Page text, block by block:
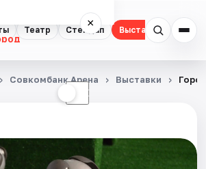
Театр Стендап Выставки
×
☾
Совкомбанк Арена Выставки